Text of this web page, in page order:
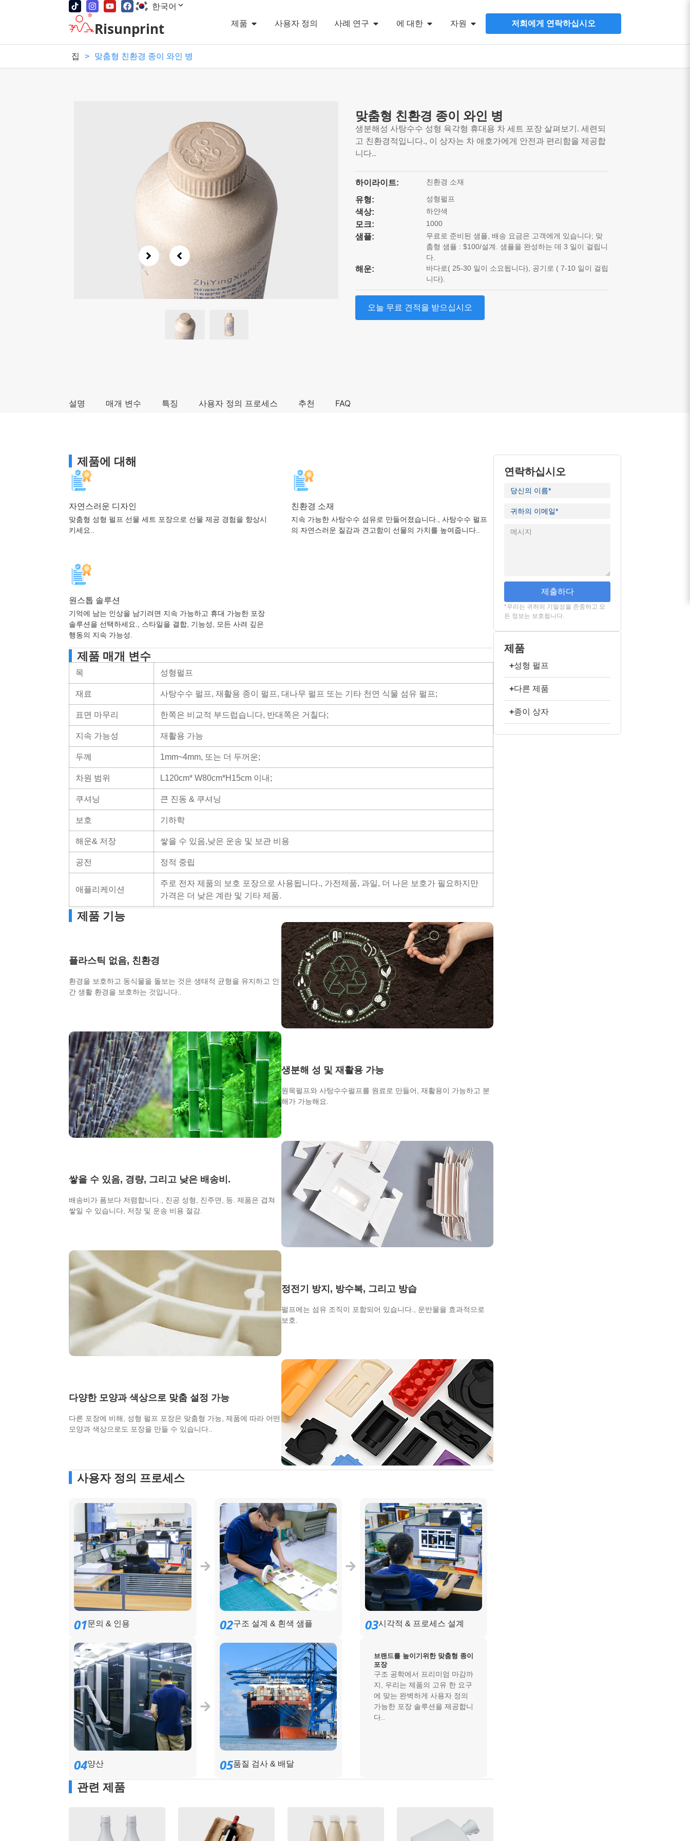
한국어
Risunprint 제품 사용자 정의 사례 연구 에 대한 자원 저희에게 연락하십시오
집 > 맞춤형 친환경 종이 와인 병
맞춤형 친환경 종이 와인 병
생분해성 사탕수수 성형 육각형 휴대용 차 세트 포장 살펴보기. 세련되
고 친환경적입니다., 이 상자는 차 애호가에게 안전과 편리함을 제공합
니다..
하이라이트: 친환경 소재
유형: 성형펄프
색상: 하얀색
모크: 1000
샘플:
무료로 준비된 샘플, 배송 요금은 고객에게 있습니다; 맞
춤형 샘플 : $100/설계. 샘플을 완성하는 데 3 일이 걸립니
다.
해운:
바다로( 25-30 일이 소요됩니다), 공기로 ( 7-10 일이 걸립
니다).
오늘 무료 견적을 받으십시오
설명 매개 변수 특징 사용자 정의 프로세스 추천 FAQ
제품에 대해
자연스러운 디자인
맞춤형 성형 펄프 선물 세트 포장으로 선물 제공 경험을 향상시
키세요..
친환경 소재
지속 가능한 사탕수수 섬유로 만들어졌습니다., 사탕수수 펄프
의 자연스러운 질감과 견고함이 선물의 가치를 높여줍니다..
원스톱 솔루션
기억에 남는 인상을 남기려면 지속 가능하고 휴대 가능한 포장
솔루션을 선택하세요., 스타일을 결합, 기능성, 모든 사려 깊은
행동의 지속 가능성.
제품 매개 변수
목 성형펄프
재료 사탕수수 펄프, 재활용 종이 펄프, 대나무 펄프 또는 기타 천연 식물 섬유 펄프;
표면 마무리 한쪽은 비교적 부드럽습니다, 반대쪽은 거칠다;
지속 가능성 재활용 가능
두께 1mm~4mm, 또는 더 두꺼운;
차원 범위 L120cm* W80cm*H15cm 이내;
쿠셔닝 큰 진동 & 쿠셔닝
보호 기하학
해운& 저장 쌓을 수 있음,낮은 운송 및 보관 비용
공전 정적 중립
애플리케이션
주로 전자 제품의 보호 포장으로 사용됩니다., 가전제품, 과일, 더 나은 보호가 필요하지만
가격은 더 낮은 계란 및 기타 제품.
제품 기능
플라스틱 없음, 친환경
환경을 보호하고 동식물을 돌보는 것은 생태적 균형을 유지하고 인
간 생활 환경을 보호하는 것입니다..
생분해 성 및 재활용 가능
원목펄프와 사탕수수펄프를 원료로 만들어, 재활용이 가능하고 분
해가 가능해요.
쌓을 수 있음, 경량, 그리고 낮은 배송비.
배송비가 폼보다 저렴합니다., 진공 성형, 진주면, 등. 제품은 겹쳐
쌓일 수 있습니다, 저장 및 운송 비용 절감.
정전기 방지, 방수복, 그리고 방습
펄프에는 섬유 조직이 포함되어 있습니다., 운반물을 효과적으로
보호.
다양한 모양과 색상으로 맞춤 설정 가능
다른 포장에 비해, 성형 펄프 포장은 맞춤형 가능, 제품에 따라 어떤
모양과 색상으로도 포장을 만들 수 있습니다..
사용자 정의 프로세스
01문의 & 인용 02구조 설계 & 흰색 샘플 03시각적 & 프로세스 설계
04양산 05품질 검사 & 배달
브랜드를 높이기위한 맞춤형 종이
포장
구조 공학에서 프리미엄 마감까
지, 우리는 제품의 고유 한 요구
에 맞는 완벽하게 사용자 정의
가능한 포장 솔루션을 제공합니
다..
관련 제품
연락하십시오
제출하다
*우리는 귀하의 기밀성을 존중하고 모
든 정보는 보호됩니다.
제품
+성형 펄프
+다른 제품
+종이 상자